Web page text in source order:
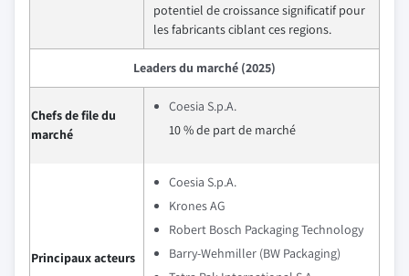
potentiel de croissance significatif pour
les fabricants ciblant ces regions.
Leaders du marché (2025)
Chefs de file du
marché
Coesia S.p.A.
10 % de part de marché
Principaux acteurs
Coesia S.p.A.
Krones AG
Robert Bosch Packaging Technology
Barry-Wehmiller (BW Packaging)